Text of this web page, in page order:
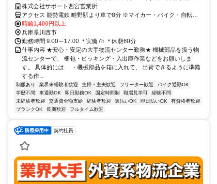
日スタートもOK！＜マイカー通勤OK＞
株式会社サポート西宮営業所
アクセス 能勢電鉄 畦野駅より車で8分 ※マイカー・バイク・自転車
通勤OK
時給1,400円以上
兵庫県川西市
勤務時間 9:00～17:00 ＊実働7h ＊休憩60分
仕事内容 ★安心・安定の大手物流センター勤務★ 機械部品を扱う物
流センターで、 梱包・ピッキング・入出庫作業などをお願いしま
す。 具体的には… ・機械部品を箱に入れて、 出荷できるように準備
する作...
制服あり 業界未経験者歓迎 主婦・主夫歓迎 フリーター歓迎
バイク通勤OK
学歴不問
車通勤OK 即日勤務OK 固定時間制 職場見学可
経験不問
未経験者歓迎
交通費全額支給 経験者歓迎 週払いOK 即日払いOK
有資格者歓迎
ブランクOK
長期歓迎 フルタイム歓迎
契約社員